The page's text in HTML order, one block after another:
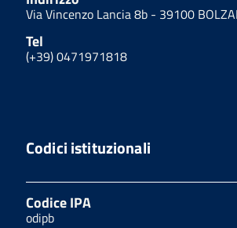
Via Vincenzo Lancia 8b - 39100
Tel
(+39) 0471971818
Codici istituzionali
Codice IPA
odipb